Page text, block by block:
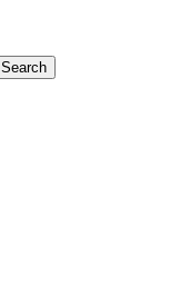
Search